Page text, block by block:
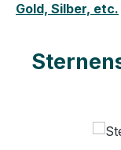
Gold, Silber, etc.